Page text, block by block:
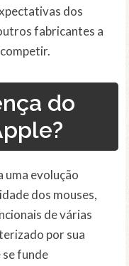
dos
fabricantes a
do
uma evolução
dos mouses,
de várias
por sua
funde